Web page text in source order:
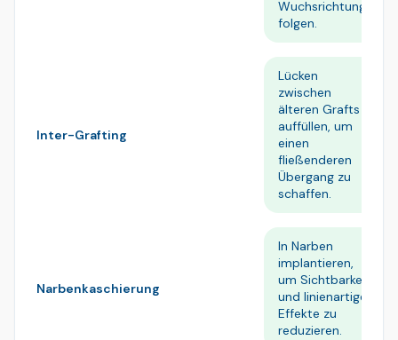
Wuchsrichtung
folgen.
Inter-Grafting
Lücken
zwischen
älteren Grafts
auffüllen, um
einen
fließenderen
Übergang zu
schaffen.
Narbenkaschierung
In Narben
implantieren,
um Sichtbarkeit
und linienartige
Effekte zu
reduzieren.